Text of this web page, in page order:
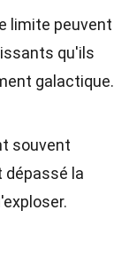
limite peuvent
qu'ils
galactique.
souvent
dépassé la